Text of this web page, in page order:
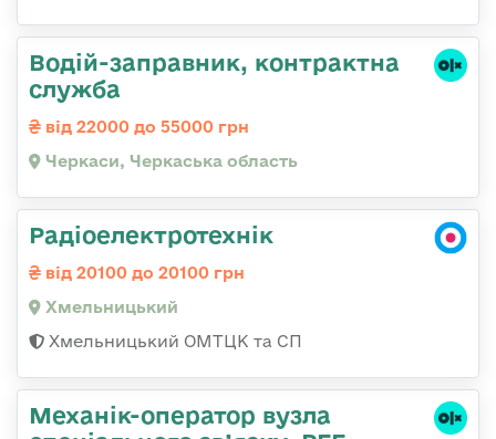
Водій-заправник, контрактна
служба
від 22000 до 55000 грн
Черкаси, Черкаська область
Радіоелектротехнік
від 20100 до 20100 грн
Хмельницький
Хмельницький ОМТЦК та СП
Механік-оператор вузла